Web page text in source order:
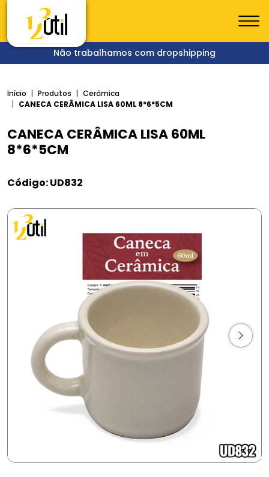
Não trabalhamos com dropshipping
Início Produtos
Cerâmica
CANECA CERÂMICA LISA 60ML 8*6*5CM
CANECA CERÂMICA LISA 60ML
8*6*5CM
Código: UD832